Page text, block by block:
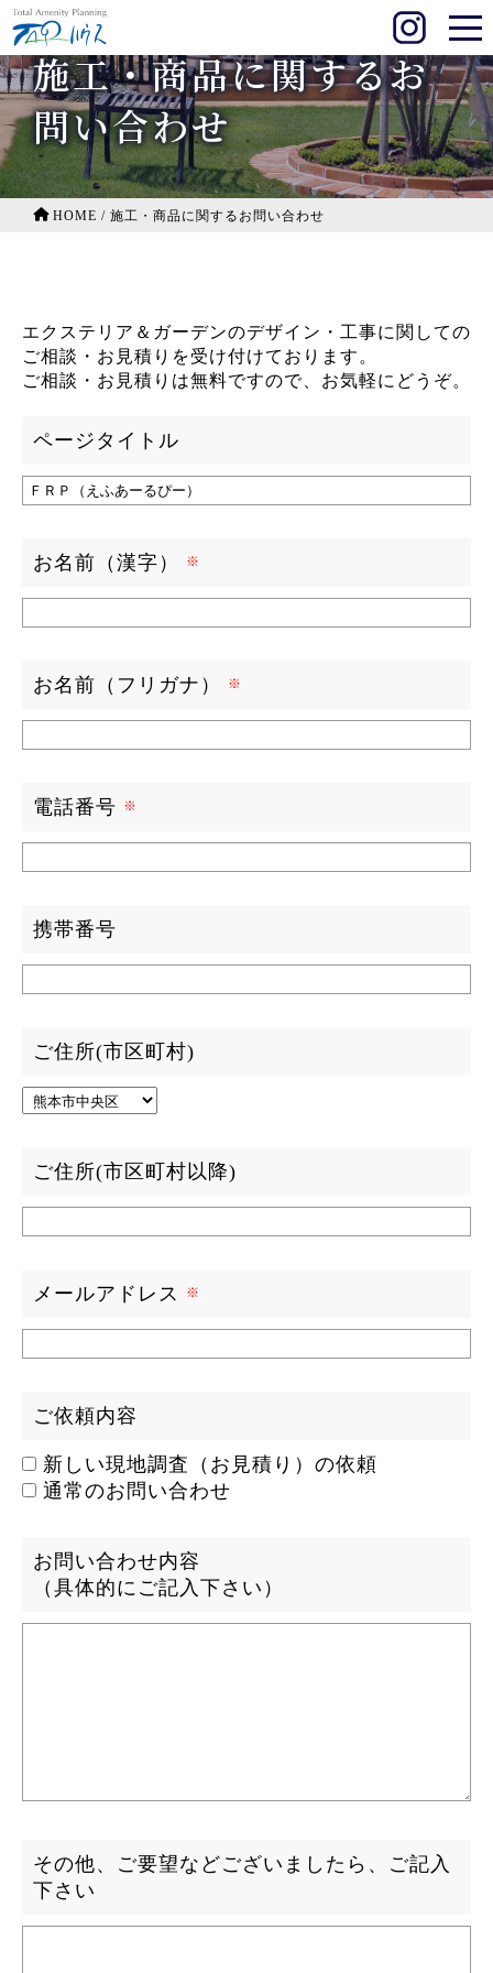
施工・商品に関するお
問い合わせ
HOME / 施工・商品に関するお問い合わせ
エクステリア＆ガーデンのデザイン・工事に関しての
ご相談・お見積りを受け付けております。
ご相談・お見積りは無料ですので、お気軽にどうぞ。
ページタイトル
お名前（漢字）
お名前（フリガナ）
電話番号
携帯番号
ご住所(市区町村)
ご住所(市区町村以降)
メールアドレス
ご依頼内容
新しい現地調査（お見積り）の依頼
通常のお問い合わせ
お問い合わせ内容
（具体的にご記入下さい）
その他、ご要望などございましたら、ご記入
下さい